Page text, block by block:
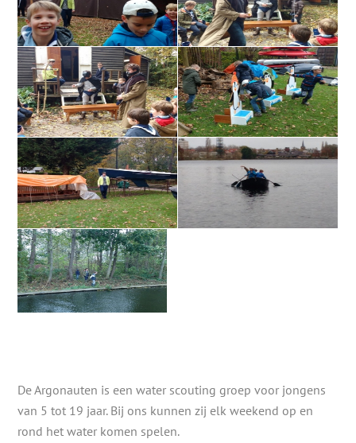
De Argonauten is een water scouting groep voor jongens
van 5 tot 19 jaar. Bij ons kunnen zij elk weekend op en
rond het water komen spelen.